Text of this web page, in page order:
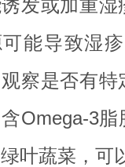
发或加重
能导致湿
察是否有
Omega-3
叶蔬菜，可